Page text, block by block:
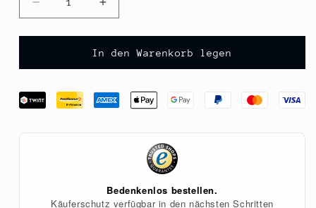
Verringere
die
Menge
Tischleuchte
für
Flaschen,
Erhöhe
die
Menge
für
Tischleuchte
für
Flaschen,
11x12,5cm,
Kunstst.,chrom
(72550)
In den Warenkorb legen